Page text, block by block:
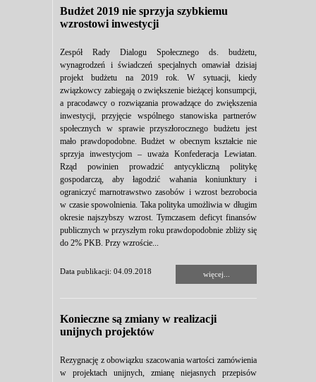
Budżet 2019 nie sprzyja szybkiemu
wzrostowi inwestycji
Zespół Rady Dialogu Społecznego ds. budżetu,
wynagrodzeń i świadczeń specjalnych omawiał dzisiaj
projekt budżetu na 2019 rok. W sytuacji, kiedy
związkowcy zabiegają o zwiększenie bieżącej konsumpcji,
a pracodawcy o rozwiązania prowadzące do zwiększenia
inwestycji, przyjęcie wspólnego stanowiska partnerów
społecznych w sprawie przyszłorocznego budżetu jest
mało prawdopodobne. Budżet w obecnym kształcie nie
sprzyja inwestycjom – uważa Konfederacja Lewiatan.
Rząd powinien prowadzić antycykliczną politykę
gospodarczą, aby łagodzić wahania koniunktury i
ograniczyć marnotrawstwo zasobów i wzrost bezrobocia
w czasie spowolnienia. Taka polityka umożliwia w długim
okresie najszybszy wzrost. Tymczasem deficyt finansów
publicznych w przyszłym roku prawdopodobnie zbliży się
do 2% PKB. Przy wzroście...
Data publikacji: 04.09.2018 więcej...
Konieczne są zmiany w realizacji
unijnych projektów
Rezygnację z obowiązku szacowania wartości zamówienia
w projektach unijnych, zmianę niejasnych przepisów